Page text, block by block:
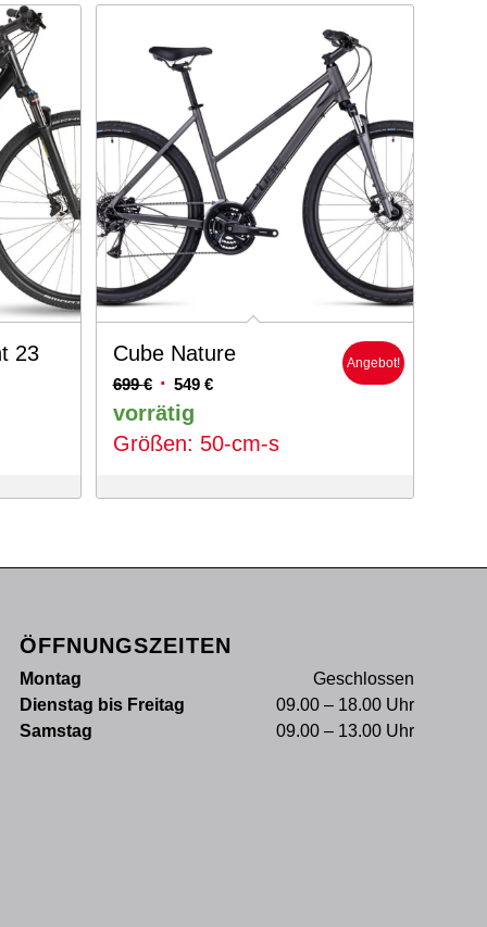
23 Cube Nature
699€ Ursprünglicher
Preis
war:
699 €
549 €Aktueller
ist:
549 €.
vorrätig
Größen: 50-cm-s
Angebot!
ÖFFNUNGSZEITEN
Montag
Geschlossen
Dienstag bis Freitag
09.00 – 18.00 Uhr
Samstag
09.00 – 13.00 Uhr